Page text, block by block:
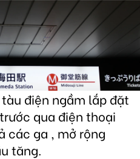
điện ngầm lắp đặt
qua điện thoại
các ga , mở rộng
tăng.